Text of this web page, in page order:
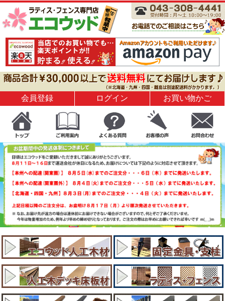
会員登録 ログイン お買い物かご